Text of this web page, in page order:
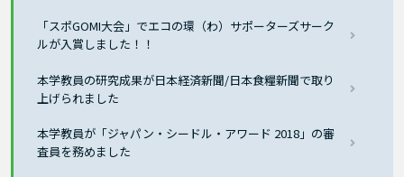
「スポGOMI大会」でエコの環（わ）サポーターズサーク
ルが入賞しました！！
本学教員の研究成果が日本経済新聞/日本食糧新聞で取り
上げられました
本学教員が「ジャパン・シードル・アワード 2018」の審
査員を務めました